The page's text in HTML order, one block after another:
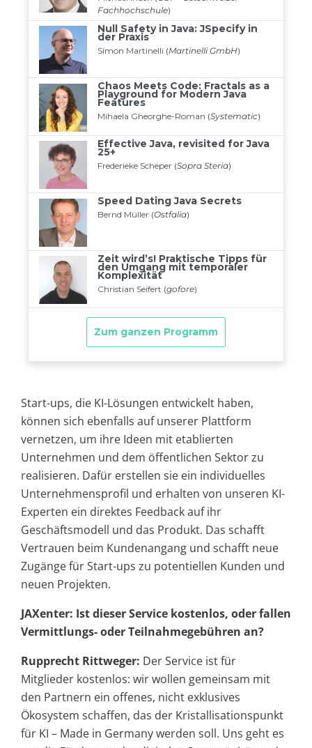
Start-ups, die KI-Lösungen entwickelt haben,
können sich ebenfalls auf unserer Plattform
vernetzen, um ihre Ideen mit etablierten
Unternehmen und dem öffentlichen Sektor zu
realisieren. Dafür erstellen sie ein individuelles
Unternehmensprofil und erhalten von unseren KI-
Experten ein direktes Feedback auf ihr
Geschäftsmodell und das Produkt. Das schafft
Vertrauen beim Kundenangang und schafft neue
Zugänge für Start-ups zu potentiellen Kunden und
neuen Projekten.
JAXenter: Ist dieser Service kostenlos, oder fallen
Vermittlungs- oder Teilnahmegebühren an?
Rupprecht Rittweger: Der Service ist für
Mitglieder kostenlos: wir wollen gemeinsam mit
den Partnern ein offenes, nicht exklusives
Ökosystem schaffen, das der Kristallisationspunkt
für KI – Made in Germany werden soll. Uns geht es